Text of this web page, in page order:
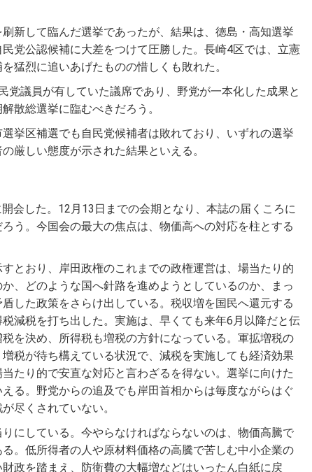
新して臨んだ選挙であったが、結果は、徳島・高知選挙
党公認候補に大差をつけて圧勝した。長崎4区では、立憲
猛烈に追いあげたものの惜しくも敗れた。
党議員が有していた議席であり、野党が一本化した成果と
散総選挙に臨むべきだろう。
挙区補選でも自民党候補者は敗れており、いずれの選挙
厳しい態度が示された結果といえる。
会した。12月13日までの会期となり、本誌の届くころに
う。今国会の最大の焦点は、物価高への対応を柱とする
とおり、岸田政権のこれまでの政権運営は、場当たり的
、どのような国へ針路を進めようとしているのか、まっ
した政策をさらけ出している。税収増を国民へ還元する
減税を打ち出した。実施は、早くても来年6月以降だと伝
を決め、所得税も増税の方針になっている。軍拡増税の
税が待ち構えている状況で、減税を実施しても経済効果
たり的で安直な対応と言わざるを得ない。選挙に向けた
る。野党からの追及でも岸田首相からは毎度ながらはぐ
尽くされていない。
にしている。今やらなければならないのは、物価高騰で
。低所得者の人や原材料価格の高騰で苦しむ中小企業の
政を踏まえ、防衛費の大幅増などはいったん白紙に戻